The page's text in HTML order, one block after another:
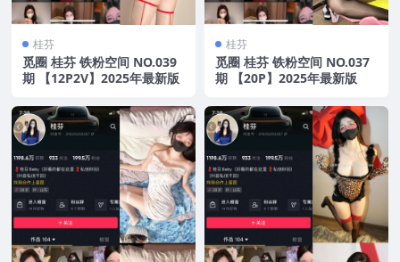
桂芬
觅圈 桂芬 铁粉空间 NO.039
期 【12P2V】2025年最新版
桂芬
觅圈 桂芬 铁粉空间 NO.037
期 【20P】2025年最新版